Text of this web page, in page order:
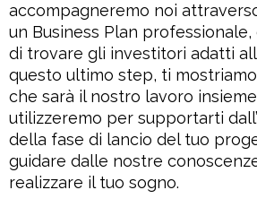
accompagneremo noi
un Business Plan
di trovare gli investitori adatti
questo ultimo step, ti
che sarà il nostro lavoro
utilizzeremo per supportarti
della fase di lancio del tuo
guidare dalle nostre
realizzare il tuo sogno.